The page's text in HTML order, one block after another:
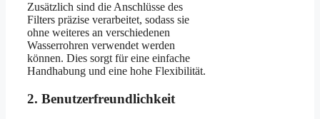
Zusätzlich sind die Anschlüsse des
Filters präzise verarbeitet, sodass sie
ohne weiteres an verschiedenen
Wasserrohren verwendet werden
können. Dies sorgt für eine einfache
Handhabung und eine hohe Flexibilität.
2. Benutzerfreundlichkeit